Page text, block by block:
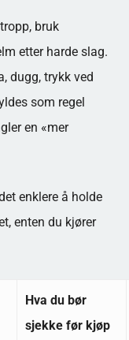
bruk
etter harde slag.
dugg, trykk ved
som regel
en «mer
enklere å holde
enten du kjører
Hva du bør
sjekke før kjøp